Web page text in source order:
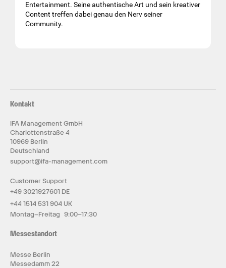
Entertainment. Seine authentische Art und sein kreativer
Content treffen dabei genau den Nerv seiner
Community.
Kontakt
IFA Management GmbH
Charlottenstraße 4
10969 Berlin
Deutschland
support@ifa-management.com
Customer Support
+49 3021927601 DE
+44 1514 531 904 UK
Montag–Freitag 9:00–17:30
Messestandort
Messe Berlin
Messedamm 22